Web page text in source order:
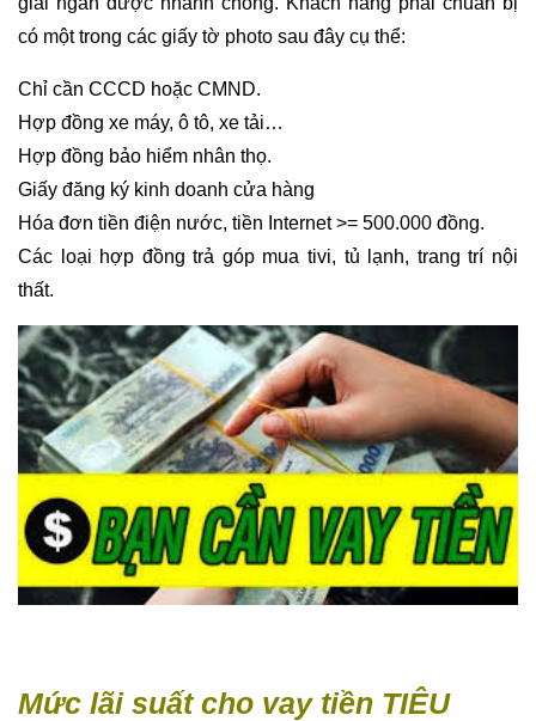
có một trong các giấy tờ photo sau đây cụ thể:
Chỉ cần CCCD hoặc CMND.
Hợp đồng xe máy, ô tô, xe tải…
Hợp đồng bảo hiểm nhân thọ.
Giấy đăng ký kinh doanh cửa hàng
Hóa đơn tiền điện nước, tiền Internet >= 500.000 đồng.
Các loại hợp đồng trả góp mua tivi, tủ lạnh, trang trí nội
thất.
Mức lãi suất cho vay tiền TIÊU